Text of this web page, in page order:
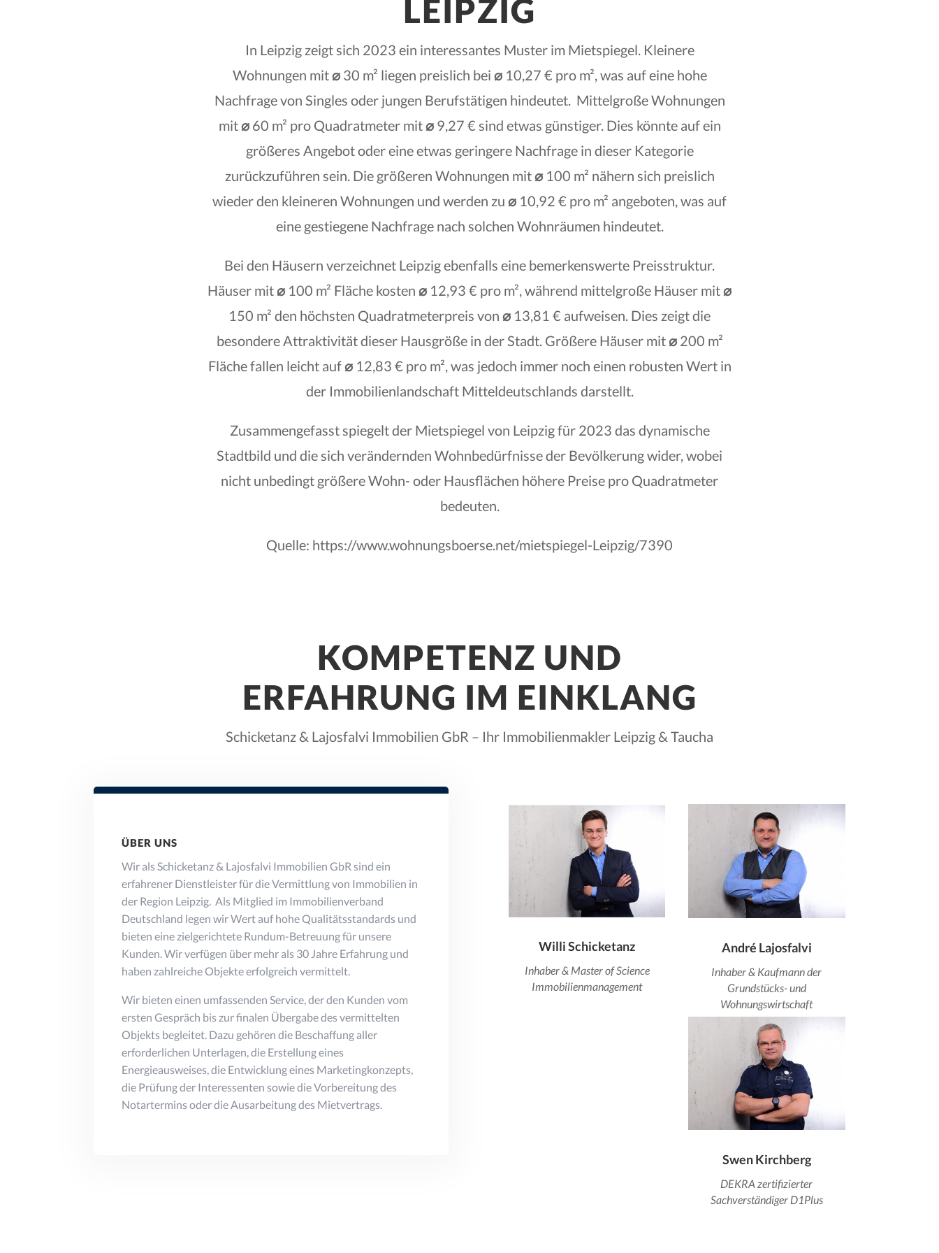
LEIPZIG
In Leipzig zeigt sich 2023 ein interessantes Muster im Mietspiegel. Kleinere
Wohnungen mit⌀ 30 m² liegen preislich bei ⌀ 10,27 € pro m², was auf eine hohe
Nachfrage von Singles oder jungen Berufstätigen hindeutet. Mittelgroße Wohnungen
mit⌀ 60 m² pro Quadratmeter mit⌀ 9,27 € sind etwas günstiger. Dies könnte auf ein
größeres Angebot oder eine etwas geringere Nachfrage in dieser Kategorie
zurückzuführen sein. Die größeren Wohnungen mit⌀ 100 m² nähern sich preislich
wieder den kleineren Wohnungen und werden zu ⌀ 10,92 € pro m² angeboten, was auf
eine gestiegene Nachfrage nach solchen Wohnräumen hindeutet.
Bei den Häusern verzeichnet Leipzig ebenfalls eine bemerkenswerte Preisstruktur.
Häuser mit⌀ 100 m² Fläche kosten ⌀ 12,93 € pro m², während mittelgroße Häuser mit⌀
150 m² den höchsten Quadratmeterpreis von ⌀ 13,81 € aufweisen. Dies zeigt die
besondere Attraktivität dieser Hausgröße in der Stadt. Größere Häuser mit⌀200 m²
Fläche fallen leicht auf⌀ 12,83 € pro m², was jedoch immer noch einen robusten Wert in
der Immobilienlandschaft Mitteldeutschlands darstellt.
Zusammengefasst spiegelt der Mietspiegel von Leipzig für 2023 das dynamische
Stadtbild und die sich verändernden Wohnbedürfnisse der Bevölkerung wider, wobei
nicht unbedingt größere Wohn- oder Hausflächen höhere Preise pro Quadratmeter
bedeuten.
Quelle: https://www.wohnungsboerse.net/mietspiegel-Leipzig/7390
KOMPETENZ UND
ERFAHRUNG IM EINKLANG
Schicketanz & Lajosfalvi Immobilien GbR – Ihr Immobilienmakler Leipzig & Taucha
ÜBER UNS
Wir als Schicketanz & Lajosfalvi Immobilien GbR sind ein
erfahrener Dienstleister für die Vermittlung von Immobilien in
der Region Leipzig. Als Mitglied im Immobilienverband
Deutschland legen wir Wert auf hohe Qualitätsstandards und
bieten eine zielgerichtete Rundum-Betreuung für unsere
Kunden. Wir verfügen über mehr als 30 Jahre Erfahrung und
haben zahlreiche Objekte erfolgreich vermittelt.
Wir bieten einen umfassenden Service, der den Kunden vom
ersten Gespräch bis zur finalen Übergabe des vermittelten
Objekts begleitet. Dazu gehören die Beschaffung aller
erforderlichen Unterlagen, die Erstellung eines
Energieausweises, die Entwicklung eines Marketingkonzepts,
die Prüfung der Interessenten sowie die Vorbereitung des
Notartermins oder die Ausarbeitung des Mietvertrags.
Willi Schicketanz
Inhaber & Master of Science
Immobilienmanagement
André Lajosfalvi
Inhaber & Kaufmann der
Grundstücks- und
Wohnungswirtschaft
Swen Kirchberg
DEKRA zertifizierter
Sachverständiger D1Plus